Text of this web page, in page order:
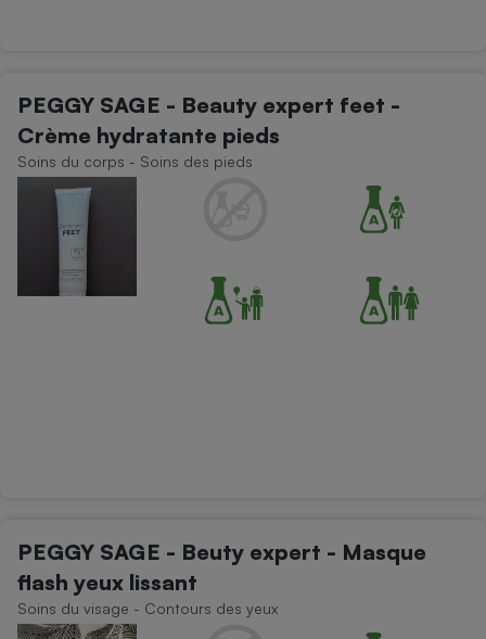
PEGGY SAGE - Beauty expert feet -
Crème hydratante pieds
Soins du corps - Soins des pieds
PEGGY SAGE - Beuty expert - Masque
flash yeux lissant
Soins du visage - Contours des yeux